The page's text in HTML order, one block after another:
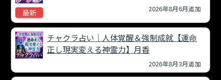
最新 2026年8月6月追加
チャクラ占い｜人体覚醒＆強制成就【運命
正し現実変える神霊力】月香
2026年8月3月追加